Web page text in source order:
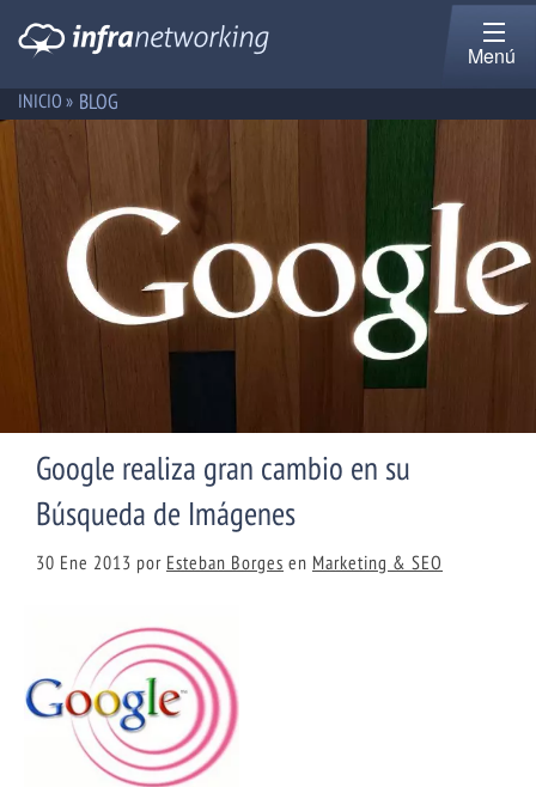
Menú
INICIO » BLOG
Google realiza gran cambio en su
Búsqueda de Imágenes
30 Ene 2013 por Esteban Borges en Marketing & SEO